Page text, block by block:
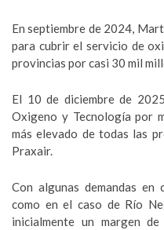
En septiembre de 2024,
para cubrir el servicio de
provincias por casi 30 mil
El 10 de diciembre de
Oxigeno y Tecnología por
más elevado de todas las
Praxair.
Con algunas demandas
como en el caso de Río
inicialmente un margen